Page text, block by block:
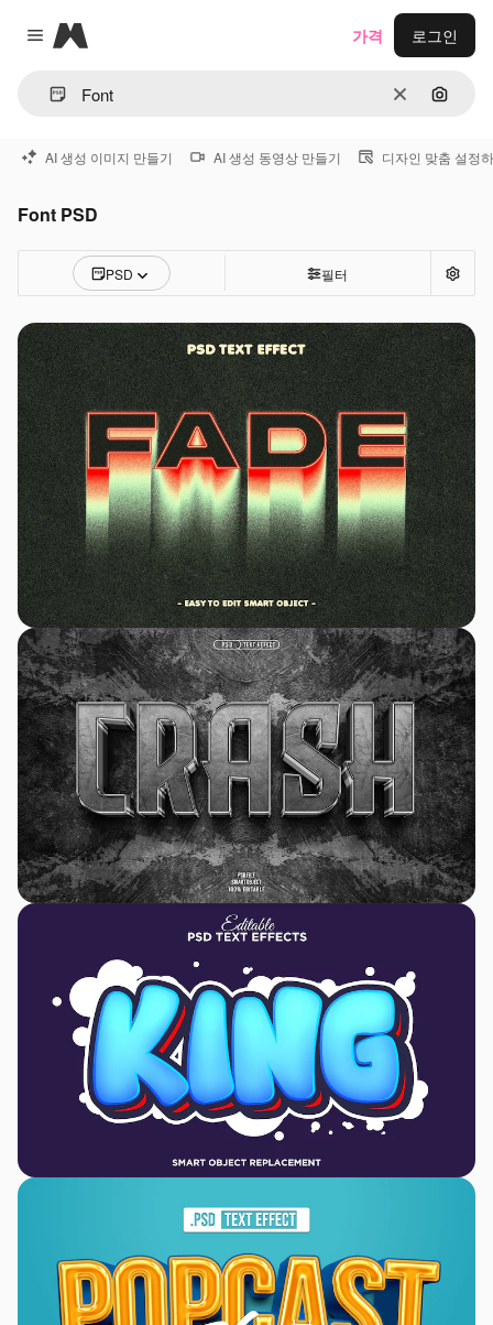
Close menu
Magnific
지우기이미지
가격 로그인
AI 생성 이미지 만들기 AI 생성 동영상 만들기 디자인 맞춤 설정
Font PSD
PSD 필터